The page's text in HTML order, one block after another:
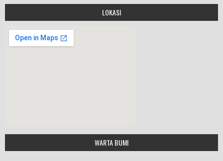
HALAL BIHALAL
LOKASI
Google Maps Generator by
embedgooglemap.net
WARTA BUMI